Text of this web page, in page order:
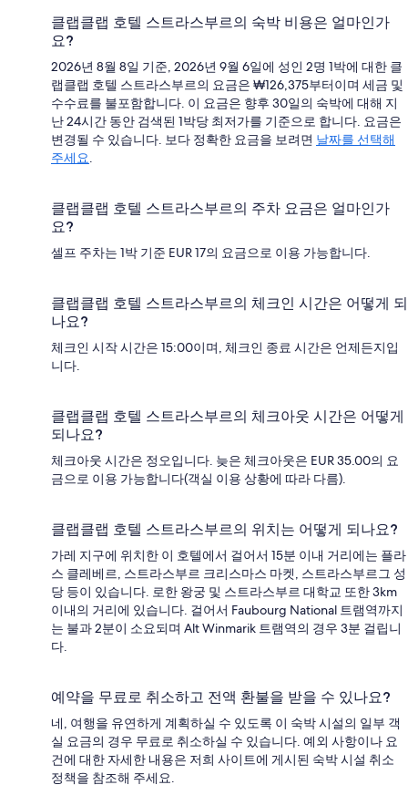
클랩클랩 호텔 스트라스부르의 숙박 비용은 얼마인가
요?
2026년 8월 8일 기준, 2026년 9월 6일에 성인 2명 1박에 대한 클
랩클랩 호텔 스트라스부르의 요금은 ₩126,375부터이며 세금 및
수수료를 불포함합니다. 이 요금은 향후 30일의 숙박에 대해 지
난 24시간 동안 검색된 1박당 최저가를 기준으로 합니다. 요금은
변경될 수 있습니다. 보다 정확한 요금을 보려면 날짜를 선택해
주세요.
클랩클랩 호텔 스트라스부르의 주차 요금은 얼마인가
요?
셀프 주차는 1박 기준 EUR 17의 요금으로 이용 가능합니다.
클랩클랩 호텔 스트라스부르의 체크인 시간은 어떻게 되
나요?
체크인 시작 시간은 15:00이며, 체크인 종료 시간은 언제든지입
니다.
클랩클랩 호텔 스트라스부르의 체크아웃 시간은 어떻게
되나요?
체크아웃 시간은 정오입니다. 늦은 체크아웃은 EUR 35.00의 요
금으로 이용 가능합니다(객실 이용 상황에 따라 다름).
클랩클랩 호텔 스트라스부르의 위치는 어떻게 되나요?
가레 지구에 위치한 이 호텔에서 걸어서 15분 이내 거리에는 플라
스 클레베르, 스트라스부르 크리스마스 마켓, 스트라스부르그 성
당 등이 있습니다. 로한 왕궁 및 스트라스부르 대학교 또한 3km
이내의 거리에 있습니다. 걸어서 Faubourg National 트램역까지
는 불과 2분이 소요되며 Alt Winmarik 트램역의 경우 3분 걸립니
다.
예약을 무료로 취소하고 전액 환불을 받을 수 있나요?
네, 여행을 유연하게 계획하실 수 있도록 이 숙박 시설의 일부 객
실 요금의 경우 무료로 취소하실 수 있습니다. 예외 사항이나 요
건에 대한 자세한 내용은 저희 사이트에 게시된 숙박 시설 취소
정책을 참조해 주세요.